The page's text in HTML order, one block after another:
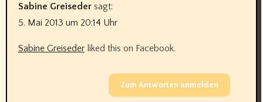
Sabine Greiseder sagt:
5. Mai 2013 um 20:14 Uhr
Sabine Greisederliked this on Facebook.
Zum Antworten anmelden